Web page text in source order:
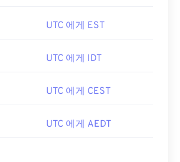
UTC 에게 EST
UTC 에게 IDT
UTC 에게 CEST
UTC 에게 AEDT